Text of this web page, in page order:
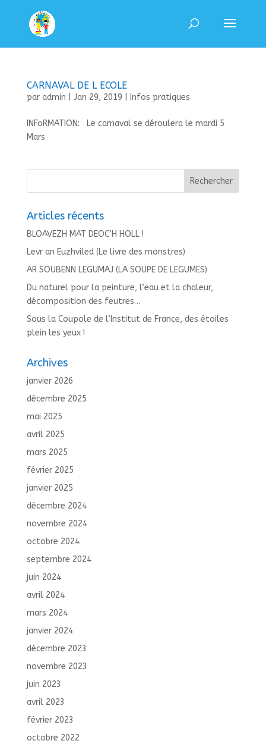
CARNAVAL DE L ECOLE
par admin Jan 29, 2019 Infos pratiques
INFoRMATION: Le carnaval se déroulera le mardi 5
Mars
Articles récents
BLOAVEZH MAT DEOC’H HOLL !
Levr an Euzhviled (Le livre des monstres)
AR SOUBENN LEGUMAJ (LA SOUPE DE LEGUMES)
Du naturel pour la peinture, l’eau et la chaleur,
décomposition des feutres…
Sous la Coupole de l’Institut de France, des étoiles
plein les yeux !
Archives
janvier 2026
décembre 2025
mai 2025
avril 2025
mars 2025
février 2025
janvier 2025
décembre 2024
novembre 2024
octobre 2024
septembre 2024
juin 2024
avril 2024
mars 2024
janvier 2024
décembre 2023
novembre 2023
juin 2023
avril 2023
février 2023
octobre 2022